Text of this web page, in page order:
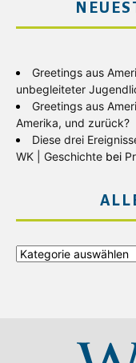
Greetings aus
unbegleiteter
Greetings aus
Amerika, und zurück?
Diese drei
WK | Geschichte bei
Alle